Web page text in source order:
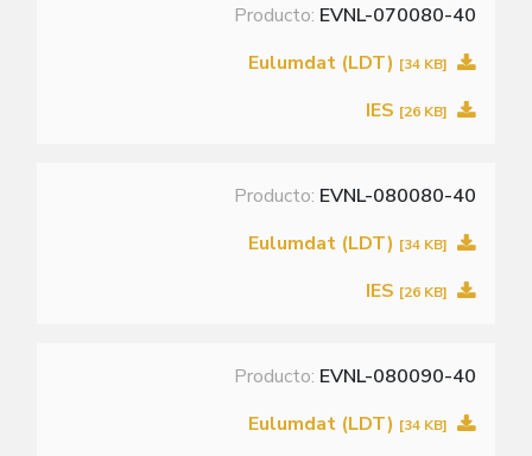
Producto: EVNL-070080-40
Eulumdat (LDT) [34 KB]
IES [26 KB]
Producto: EVNL-080080-40
Eulumdat (LDT) [34 KB]
IES [26 KB]
Producto: EVNL-080090-40
Eulumdat (LDT) [34 KB]